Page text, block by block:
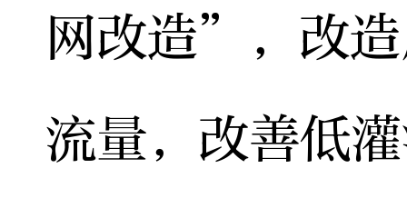
网改造”，改
流量，改善低